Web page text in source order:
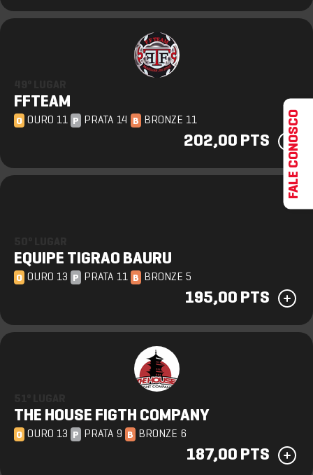
FFTEAM
O OURO 11 P PRATA 14 B BRONZE 11
202,00 PTS
EQUIPE TIGRAO BAURU
O OURO 13 P PRATA 11 B BRONZE 5
195,00 PTS
THE HOUSE FIGTH COMPANY
O OURO 13 P PRATA 9 B BRONZE 6
187,00 PTS
FALE CONOSCO